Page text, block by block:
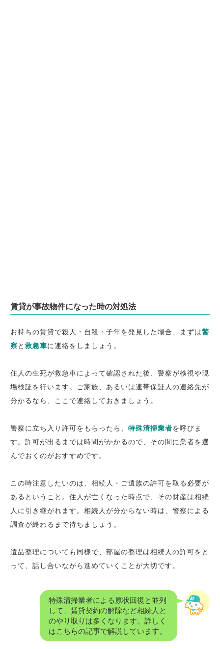
賃貸が事故物件になった時の対処法
お持ちの賃貸で殺人・自殺・子年を発見した場合、まずは警
察と救急車に連絡をしましょう。
住人の生死が救急車によって確認された後、警察が検視や現
場検証を行います。ご家族、あるいは連帯保証人の連絡先が
分かるなら、ここで連絡しておきましょう。
警察に立ち入り許可をもらったら、特殊清掃業者を呼びま
す。許可が出るまでは時間がかかるので、その間に業者を選
んでおくのがおすすめです。
この時注意したいのは、相続人・ご遺族の許可を取る必要が
あるということ。住人が亡くなった時点で、その財産は相続
人に引き継がれます。相続人が分からない時は、警察による
調査が終わるまで待ちましょう。
遺品整理についても同様で、部屋の整理は相続人の許可をと
って、話し合いながら進めていくことが大切です。
特殊清掃業者による原状回復と並列
して、賃貸契約の解除など相続人と
のやり取りは多くなります。詳しく
はこちらの記事で解説しています。